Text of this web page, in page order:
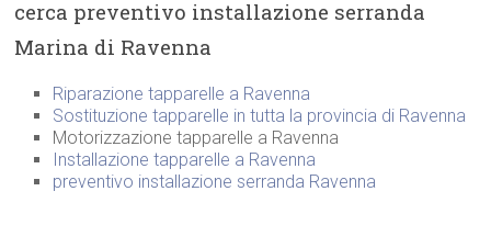
cerca preventivo installazione serranda
Marina di Ravenna
Riparazione tapparelle a Ravenna
Sostituzione tapparelle in tutta la provincia di Ravenna
Motorizzazione tapparelle a Ravenna
Installazione tapparelle a Ravenna
preventivo installazione serranda Ravenna